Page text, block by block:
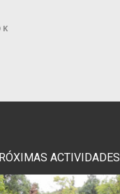
ACTIVIDADES